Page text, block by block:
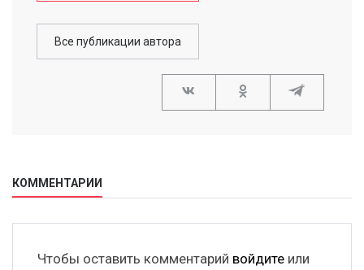
Все публикации автора
КОММЕНТАРИИ
Чтобы оставить комментарий войдите или